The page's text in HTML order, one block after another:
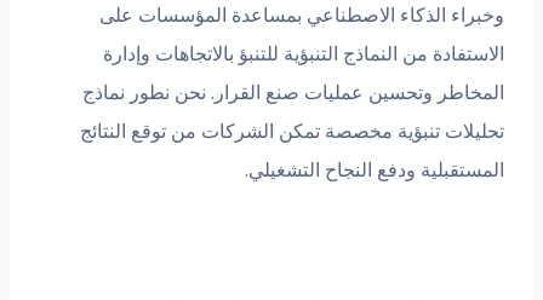
الذكاء الاصطناعي بمساعدة المؤسسات على
من النماذج التنبؤية للتنبؤ بالاتجاهات وإدارة
وتحسين عمليات صنع القرار. نحن نطور نماذج
تنبؤية مخصصة تمكن الشركات من توقع النتائج
ودفع النجاح التشغيلي.